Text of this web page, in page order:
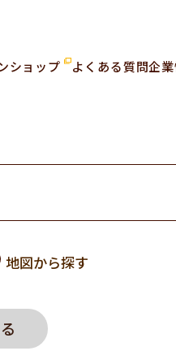
ショップ よくある質問企
地図から探す